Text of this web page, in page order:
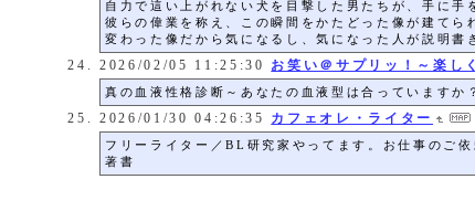
自力で這い上がれない犬を目撃した男たちが、手に
彼らの偉業を称え、この瞬間をかたどった像が建てら
変わった像だから気になるし、気になった人が説明書
2026/02/05 11:25:30 お笑い＠サプリッ！～楽し
真の血液性格診断～あなたの血液型は合っていますか
2026/01/30 04:26:35 カフェオレ・ライター
フリーライター／BL研究家やってます。お仕事のご
著書